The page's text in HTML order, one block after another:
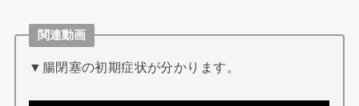
関連動画
▼腸閉塞の初期症状が分かります。